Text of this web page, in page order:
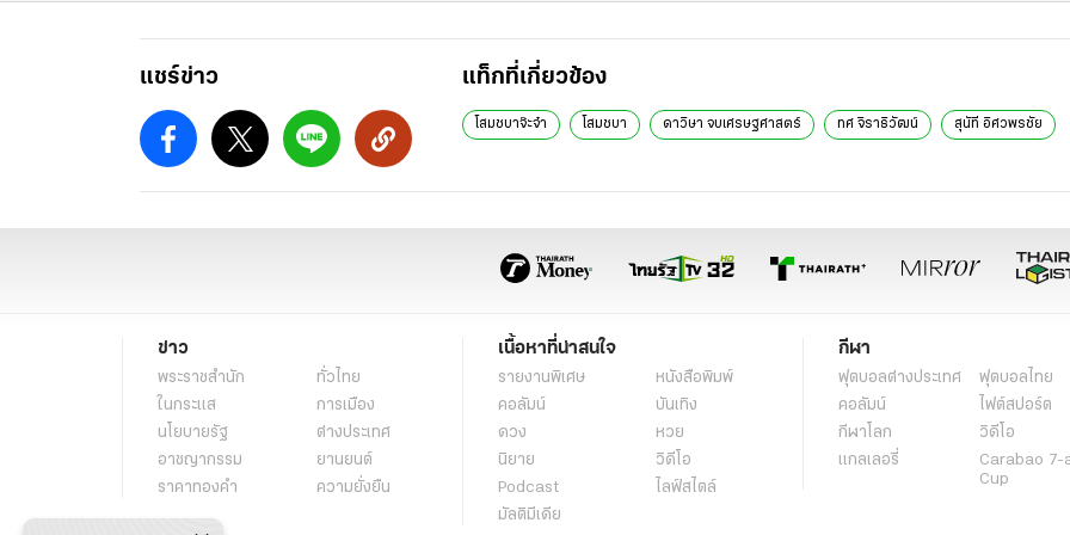
แชร์ข่าว แท็กที่เกี่ยวข้อง
โสมชบาจ๊ะจ๋า โสมชบา ดาวิษา จบเศรษฐศาสตร์ ทศ จิราธิวัฒน์ สุนัที อิศวพรชัย
ข่าว
พระราชสำนัก
ทั่วไทย
ในกระแส
การเมือง
นโยบายรัฐ
ต่างประเทศ
อาชญากรรม
ยานยนต์
ราคาทองคำ
ความยั่งยืน
เนื้อหาที่น่าสนใจ
รายงานพิเศษ
หนังสือพิมพ์
คอลัมน์
บันเทิง
ดวง
หวย
นิยาย
วิดีโอ
Podcast
ไลฟ์สไตล์
มัลติมีเดีย
กีฬา
ฟุตบอลต่่างประเทศ
ฟุตบอลไทย
คอลัมน์
ไฟต์สปอร์ต
กีฬาโลก
วิดีโอ
แกลเลอรี่
Carabao 7-
Cup